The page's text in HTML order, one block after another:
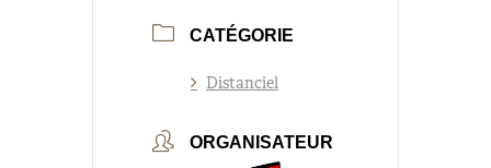
CATÉGORIE
Distanciel
ORGANISATEUR